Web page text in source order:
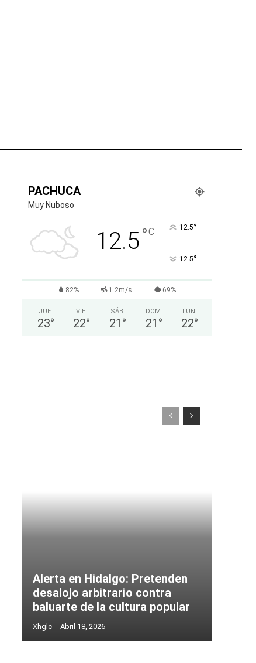
PACHUCA
Muy Nuboso
12.5°C 12.5°
12.5°
82% 1.2m/s 69%
JUE
23°
VIE
22°
SÁB
21 °
DOM
21 °
LUN
22°
Alerta en Hidalgo: Pretenden
desalojo arbitrario contra
baluarte de la cultura popular
Xhglc - Abril 18, 2026